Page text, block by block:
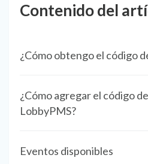
Contenido del
¿Cómo obtengo el código
¿Cómo agregar el código
LobbyPMS?
Eventos disponibles